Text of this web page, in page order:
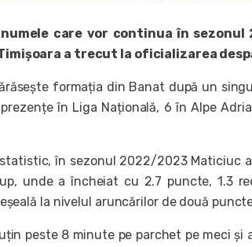
care vor continua în
a trecut la oficializarea
formația din Banat după un
în Liga Națională, 6 în Alpe
în sezonul 2022/2023 Maticiuc
unde a încheiat cu 2.7 puncte, 1.3
la nivelul aruncărilor de două
peste 8 minute pe parchet pe meci și